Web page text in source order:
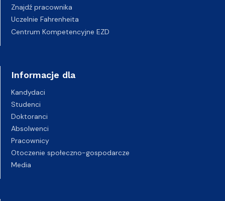
Znajdź pracownika
Uczelnie Fahrenheita
Centrum Kompetencyjne EZD
Informacje dla
Kandydaci
Studenci
Doktoranci
Absolwenci
Pracownicy
Otoczenie społeczno-gospodarcze
Media